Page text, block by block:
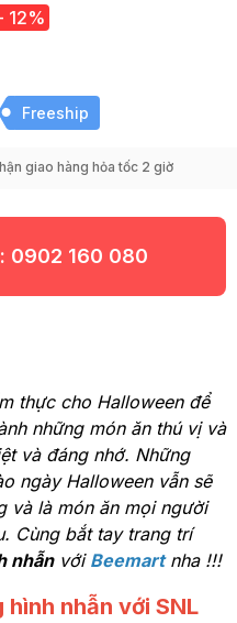
12%
Freeship
giao hàng hỏa tốc 2 giờ
0902 160 080
thực cho Halloween để
những món ăn thú vị và
và đáng nhớ. Những
ngày Halloween vẫn sẽ
và là món ăn mọi người
Cùng bắt tay trang trí
nhẫnvới Beemartnha !!!
nhẫn với SNL